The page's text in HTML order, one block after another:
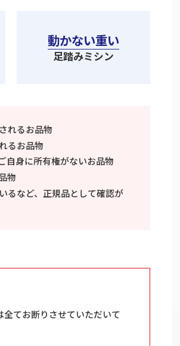
動かない重い
足踏みミシン
れるお品物
るお品物
自身に所有権がないお品物
物
るなど、正規品として確認が
全てお断りさせていただいて